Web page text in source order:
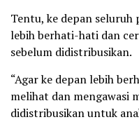
Tentu, ke depan
lebih berhati-hati dan
sebelum didistribusikan.
“Agar ke depan lebih
melihat dan mengawasi
didistribusikan untuk